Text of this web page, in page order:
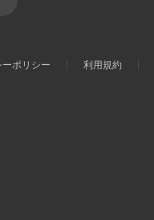
ポリシー 利用規約